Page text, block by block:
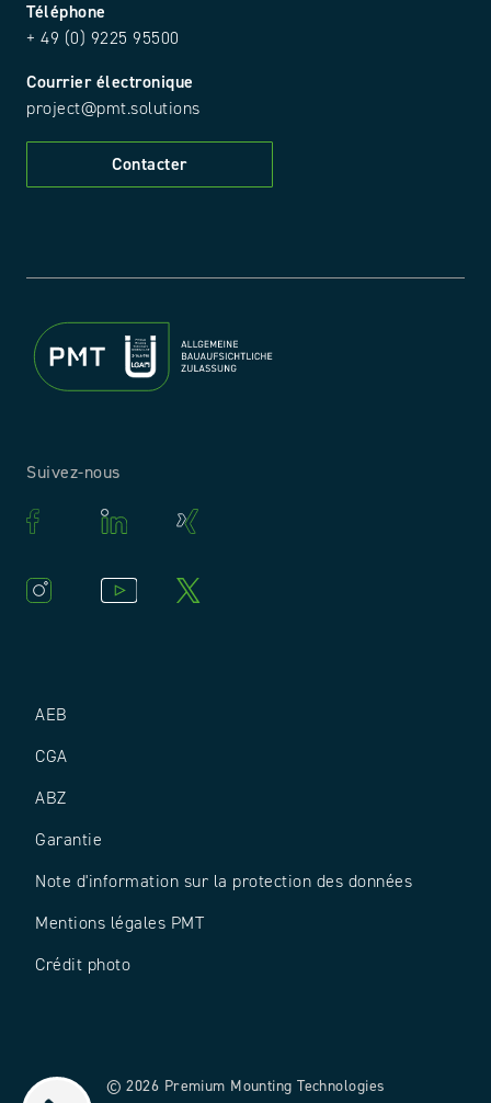
Téléphone
+ 49 (0) 9225 95500
Courrier électronique
project@pmt.solutions
Contacter
AEB
CGA
ABZ
Garantie
Note d'information sur la protection des données
Mentions légales PMT
Crédit photo
Suivez-nous
© 2026 Premium Mounting Technologies